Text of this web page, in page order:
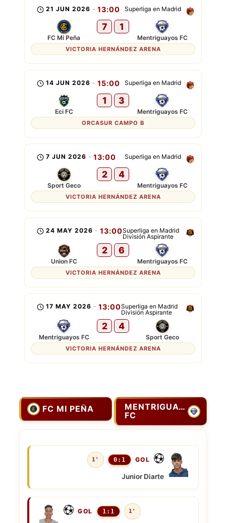
Superliga en Madrid
21 JUN 2026 - 13:00
FC Mi Peña
7 1
Mentriguayos FC
VICTORIA HERNÁNDEZ ARENA
Superliga en Madrid
14 JUN 2026 - 15:00
Eci FC
1 3
Mentriguayos FC
ORCASUR CAMPO B
Superliga en Madrid
7 JUN 2026 - 13:00
Sport Geco
2 4
Mentriguayos FC
VICTORIA HERNÁNDEZ ARENA
Superliga en Madrid
División Aspirante
24 MAY 2026 - 13:00
Union FC
2 6
Mentriguayos FC
VICTORIA HERNÁNDEZ ARENA
Superliga en Madrid
División Aspirante
17 MAY 2026 - 13:00
Mentriguayos FC
2 4
Sport Geco
VICTORIA HERNÁNDEZ ARENA
FC MI PEÑA
MENTRIGUAYOS
FC
1' 0:1 GOL
Junior Diarte
GOL 1:1 1'